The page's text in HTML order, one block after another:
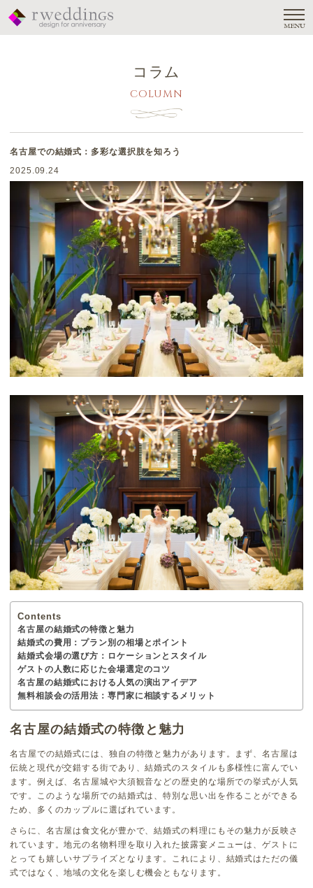
MENU
コラム
COLUMN
名古屋での結婚式：多彩な選択肢を知ろう
2025.09.24
Contents
名古屋の結婚式の特徴と魅力
結婚式の費用：プラン別の相場とポイント
結婚式会場の選び方：ロケーションとスタイル
ゲストの人数に応じた会場選定のコツ
名古屋の結婚式における人気の演出アイデア
無料相談会の活用法：専門家に相談するメリット
名古屋の結婚式の特徴と魅力
名古屋での結婚式には、独自の特徴と魅力があります。まず、名古屋は
伝統と現代が交錯する街であり、結婚式のスタイルも多様性に富んでい
ます。例えば、名古屋城や大須観音などの歴史的な場所での挙式が人気
です。このような場所での結婚式は、特別な思い出を作ることができる
ため、多くのカップルに選ばれています。
さらに、名古屋は食文化が豊かで、結婚式の料理にもその魅力が反映さ
れています。地元の名物料理を取り入れた披露宴メニューは、ゲストに
とっても嬉しいサプライズとなります。これにより、結婚式はただの儀
式ではなく、地域の文化を楽しむ機会ともなります。